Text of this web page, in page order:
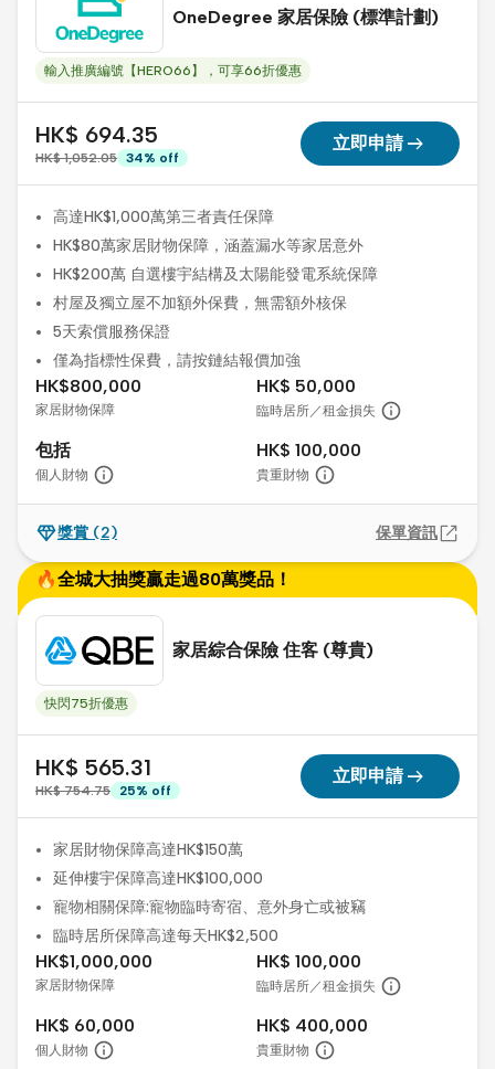
OneDegree 家居保險 (標準計劃)
輸入推廣編號【HERO66】，可享66折優惠
HK$ 694.35
HK$ 1,052.05 34% off
立即申請arrow_right_alt
高達HK$1,000萬第三者責任保障
HK$80萬家居財物保障，涵蓋漏水等家居意外
HK$200萬 自選樓宇結構及太陽能發電系統保障
村屋及獨立屋不加額外保費，無需額外核保
5天索償服務保證
僅為指標性保費，請按鏈結報價加強
HK$800,000
家居財物保障
HK$ 50,000
臨時居所／租金損失
包括
個人財物
HK$ 100,000
貴重財物
獎賞 (2) 保單資訊
🔥全城大抽獎贏走過80萬獎品！
家居綜合保險 住客 (尊貴)
快閃75折優惠
HK$ 565.31
HK$ 754.75 25% off
立即申請arrow_right_alt
家居財物保障高達HK$150萬
延伸樓宇保障高達HK$100,000
寵物相關保障:寵物臨時寄宿、意外身亡或被竊
臨時居所保障高達每天HK$2,500
HK$1,000,000
家居財物保障
HK$ 100,000
臨時居所／租金損失
HK$ 60,000
個人財物
HK$ 400,000
貴重財物